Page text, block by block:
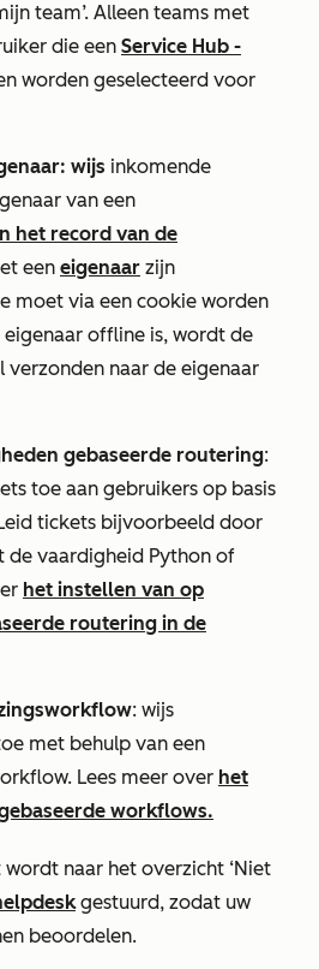
team’. Alleen teams met
die een Service Hub -
worden geselecteerd voor
wijs inkomende
van een
het record van de
een eigenaar zijn
moet via een cookie worden
eigenaar offline is, wordt de
verzonden naar de eigenaar
gebaseerde routering:
toe aan gebruikers op basis
tickets bijvoorbeeld door
de vaardigheid Python of
het instellen van op
routering in de
: wijs
met behulp van een
Lees meer over het
workflows.
wordt naar het overzicht ‘Niet
gestuurd, zodat uw
beoordelen.